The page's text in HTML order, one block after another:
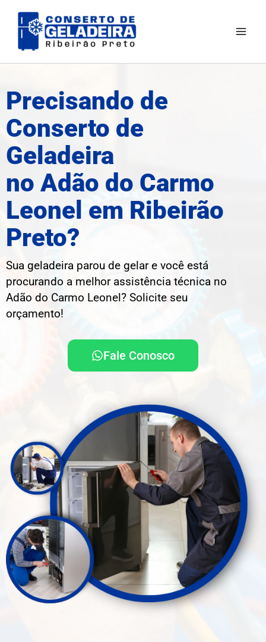
para
Precisando de
Conserto de
Geladeira
no Adão do Carmo
Leonel em Ribeirão
Preto?
Sua geladeira parou de gelar e você está
procurando a melhor assistência técnica no
Adão do Carmo Leonel? Solicite seu
orçamento!
Fale Conosco